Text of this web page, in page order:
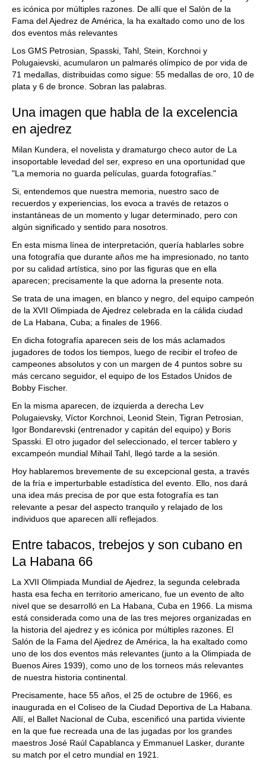
es icónica por múltiples razones. De allí que el Salón de la
Fama del Ajedrez de América, la ha exaltado como uno de los
dos eventos más relevantes
Los GMS Petrosian, Spasski, Tahl, Stein, Korchnoi y
Polugaievski, acumularon un palmarés olímpico de por vida de
71 medallas, distribuidas como sigue: 55 medallas de oro, 10 de
plata y 6 de bronce. Sobran las palabras.
Una imagen que habla de la excelencia
en ajedrez
Milan Kundera, el novelista y dramaturgo checo autor de La
insoportable levedad del ser, expreso en una oportunidad que
"La memoria no guarda películas, guarda fotografías."
Si, entendemos que nuestra memoria, nuestro saco de
recuerdos y experiencias, los evoca a través de retazos o
instantáneas de un momento y lugar determinado, pero con
algún significado y sentido para nosotros.
En esta misma línea de interpretación, quería hablarles sobre
una fotografía que durante años me ha impresionado, no tanto
por su calidad artística, sino por las figuras que en ella
aparecen; precisamente la que adorna la presente nota.
Se trata de una imagen, en blanco y negro, del equipo campeón
de la XVII Olimpiada de Ajedrez celebrada en la cálida ciudad
de La Habana, Cuba; a finales de 1966.
En dicha fotografía aparecen seis de los más aclamados
jugadores de todos los tiempos, luego de recibir el trofeo de
campeones absolutos y con un margen de 4 puntos sobre su
más cercano seguidor, el equipo de los Estados Unidos de
Bobby Fischer.
En la misma aparecen, de izquierda a derecha Lev
Polugaievsky, Víctor Korchnoi, Leonid Stein, Tigran Petrosian,
Igor Bondarevski (entrenador y capitán del equipo) y Boris
Spasski. El otro jugador del seleccionado, el tercer tablero y
excampeón mundial Mihail Tahl, llegó tarde a la sesión.
Hoy hablaremos brevemente de su excepcional gesta, a través
de la fría e imperturbable estadística del evento. Ello, nos dará
una idea más precisa de por que esta fotografía es tan
relevante a pesar del aspecto tranquilo y relajado de los
individuos que aparecen allí reflejados.
Entre tabacos, trebejos y son cubano en
La Habana 66
La XVII Olimpiada Mundial de Ajedrez, la segunda celebrada
hasta esa fecha en territorio americano, fue un evento de alto
nivel que se desarrolló en La Habana, Cuba en 1966. La misma
está considerada como una de las tres mejores organizadas en
la historia del ajedrez y es icónica por múltiples razones. El
Salón de la Fama del Ajedrez de América, la ha exaltado como
uno de los dos eventos más relevantes (junto a la Olimpiada de
Buenos Aires 1939), como uno de los torneos más relevantes
de nuestra historia continental.
Precisamente, hace 55 años, el 25 de octubre de 1966, es
inaugurada en el Coliseo de la Ciudad Deportiva de La Habana.
Allí, el Ballet Nacional de Cuba, escenificó una partida viviente
en la que fue recreada una de las jugadas por los grandes
maestros José Raúl Capablanca y Emmanuel Lasker, durante
su match por el cetro mundial en 1921.